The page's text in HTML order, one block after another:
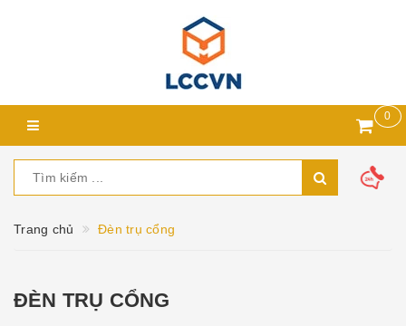
0
Trang chủ Đèn trụ cổng
ĐÈN TRỤ CỔNG